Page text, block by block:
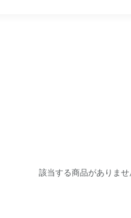
該当する商品がありませ